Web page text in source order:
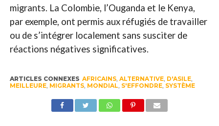
migrants. La Colombie, l’Ouganda et le Kenya,
par exemple, ont permis aux réfugiés de travailler
ou de s’intégrer localement sans susciter de
réactions négatives significatives.
ARTICLES CONNEXES AFRICAINS, ALTERNATIVE, D'ASILE,
MEILLEURE, MIGRANTS, MONDIAL S'EFFONDRE, SYSTÈME